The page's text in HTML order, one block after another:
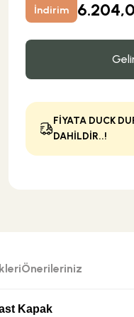
İndirim
FİYATA DUCK
DAHİLDİR..!
Önerileriniz
Kapak